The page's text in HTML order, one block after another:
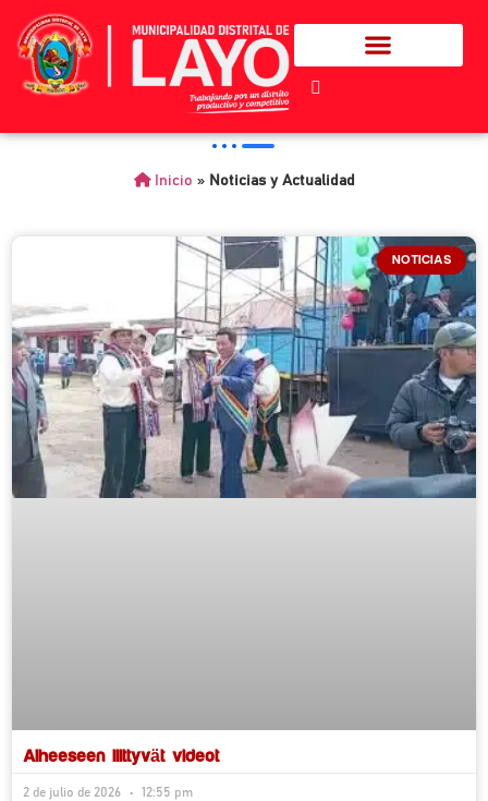
Inicio » Noticias y Actualidad
NOTICIAS
Aiheeseen liittyvät videot
2 de julio de 2026 12:55 pm